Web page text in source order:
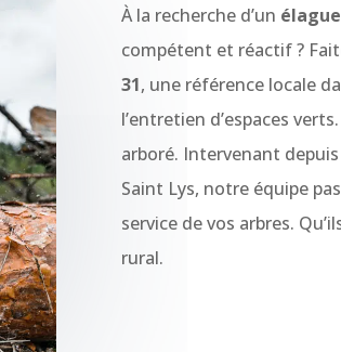
À la recherche d’un
compétent et réactif ?
31, une référence locale
l’entretien d’espaces
arboré. Intervenant
Saint Lys, notre équipe
service de vos arbres.
rural.